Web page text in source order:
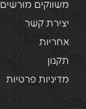
משווקים מורשים
יצירת קשר
אחריות
תקנון
מדיניות פרטיות